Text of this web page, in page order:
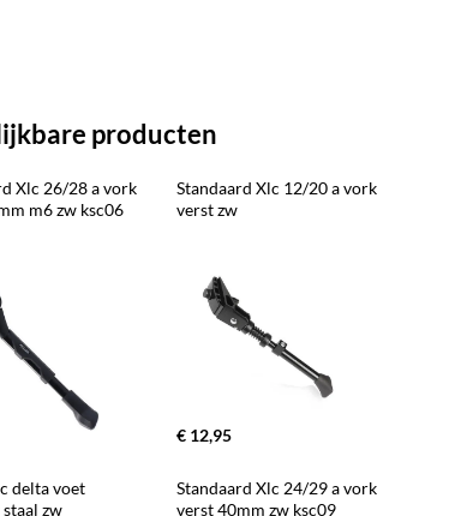
producten
Xlc 26/28 a vork
m6 zw ksc06
Standaard Xlc 12/20 a vork
verst zw
€ 12,95
delta voet
zw
Standaard Xlc 24/29 a vork
verst 40mm zw ksc09